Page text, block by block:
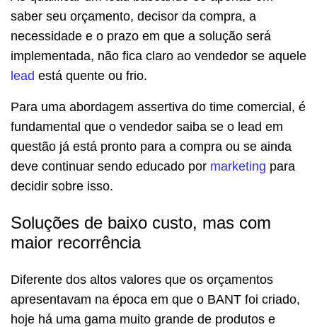
saber seu orçamento, decisor da compra, a
necessidade e o prazo em que a solução será
implementada, não fica claro ao vendedor se aquele
lead está quente ou frio.
Para uma abordagem assertiva do time comercial, é
fundamental que o vendedor saiba se o lead em
questão já está pronto para a compra ou se ainda
deve continuar sendo educado por marketing para
decidir sobre isso.
Soluções de baixo custo, mas com
maior recorrência
Diferente dos altos valores que os orçamentos
apresentavam na época em que o BANT foi criado,
hoje há uma gama muito grande de produtos e